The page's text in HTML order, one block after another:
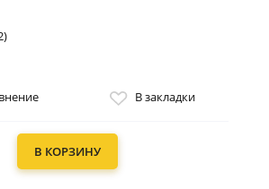
В закладки
В КОРЗИНУ